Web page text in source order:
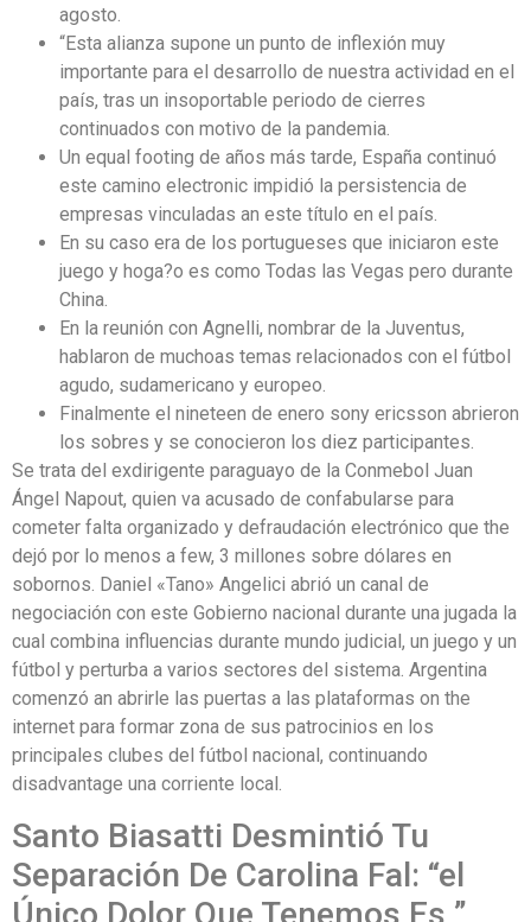
agosto.
“Esta alianza supone un punto de inflexión muy
importante para el desarrollo de nuestra actividad en el
país, tras un insoportable periodo de cierres
continuados con motivo de la pandemia.
Un equal footing de años más tarde, España continuó
este camino electronic impidió la persistencia de
empresas vinculadas an este título en el país.
En su caso era de los portugueses que iniciaron este
juego y hoga?o es como Todas las Vegas pero durante
China.
En la reunión con Agnelli, nombrar de la Juventus,
hablaron de muchoas temas relacionados con el fútbol
agudo, sudamericano y europeo.
Finalmente el nineteen de enero sony ericsson abrieron
los sobres y se conocieron los diez participantes.
Se trata del exdirigente paraguayo de la Conmebol Juan
Ángel Napout, quien va acusado de confabularse para
cometer falta organizado y defraudación electrónico que the
dejó por lo menos a few, 3 millones sobre dólares en
sobornos. Daniel «Tano» Angelici abrió un canal de
negociación con este Gobierno nacional durante una jugada la
cual combina influencias durante mundo judicial, un juego y un
fútbol y perturba a varios sectores del sistema. Argentina
comenzó an abrirle las puertas a las plataformas on the
internet para formar zona de sus patrocinios en los
principales clubes del fútbol nacional, continuando
disadvantage una corriente local.
Santo Biasatti Desmintió Tu
Separación De Carolina Fal: “el
Único Dolor Que Tenemos Es ”